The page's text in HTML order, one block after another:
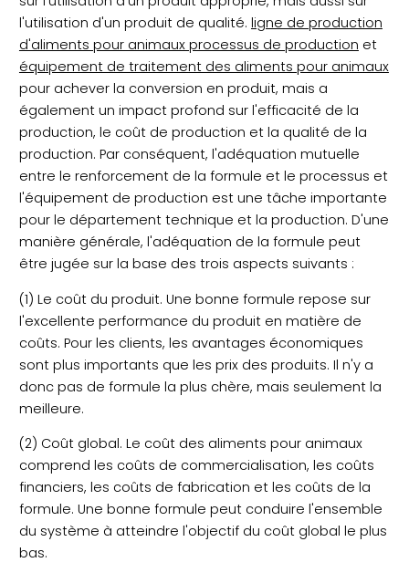
l'utilisation d'un produit de qualité. ligne de production
d'aliments pour animaux processus de production et
équipement de traitement des aliments pour animaux
pour achever la conversion en produit, mais a
également un impact profond sur l'efficacité de la
production, le coût de production et la qualité de la
production. Par conséquent, l'adéquation mutuelle
entre le renforcement de la formule et le processus et
l'équipement de production est une tâche importante
pour le département technique et la production. D'une
manière générale, l'adéquation de la formule peut
être jugée sur la base des trois aspects suivants :
(1) Le coût du produit. Une bonne formule repose sur
l'excellente performance du produit en matière de
coûts. Pour les clients, les avantages économiques
sont plus importants que les prix des produits. Il n'y a
donc pas de formule la plus chère, mais seulement la
meilleure.
(2) Coût global. Le coût des aliments pour animaux
comprend les coûts de commercialisation, les coûts
financiers, les coûts de fabrication et les coûts de la
formule. Une bonne formule peut conduire l'ensemble
du système à atteindre l'objectif du coût global le plus
bas.